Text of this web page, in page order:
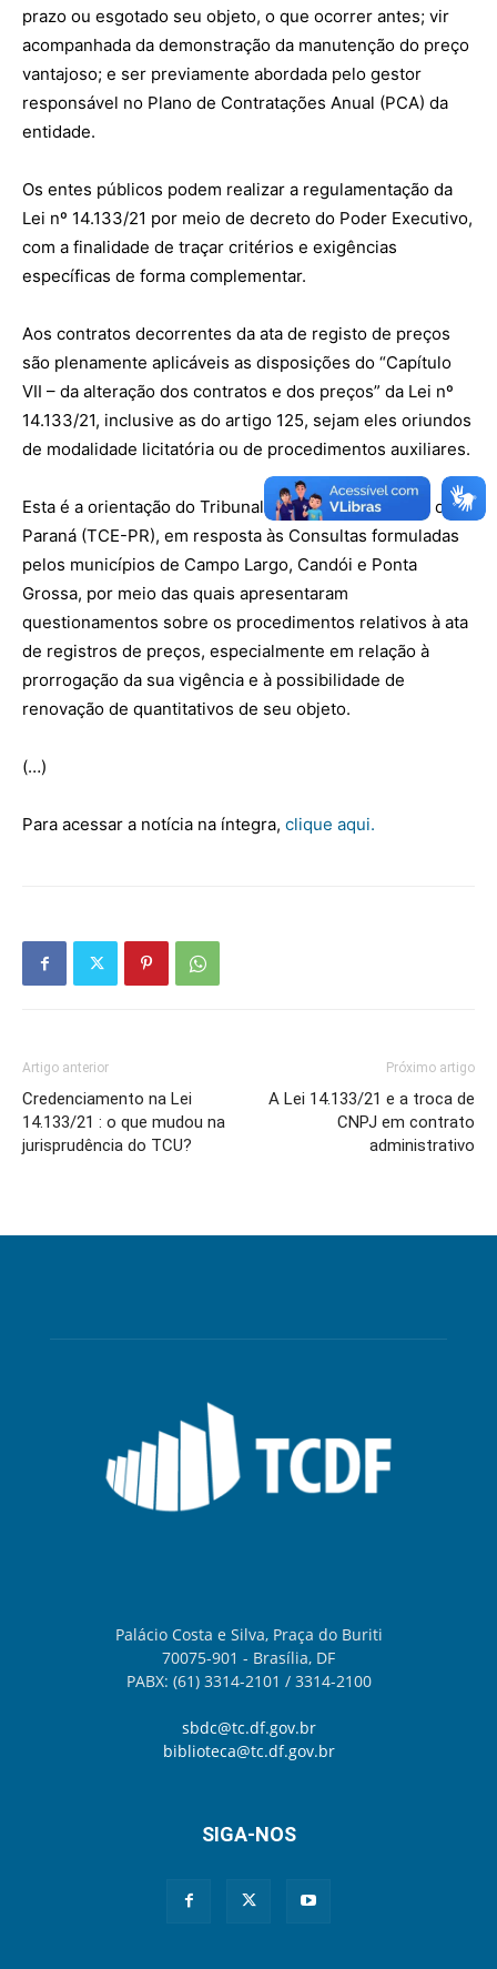
prazo ou esgotado seu objeto, o que ocorrer antes; vir
acompanhada da demonstração da manutenção do preço
vantajoso; e ser previamente abordada pelo gestor
responsável no Plano de Contratações Anual (PCA) da
entidade.
Os entes públicos podem realizar a regulamentação da
Lei nº 14.133/21 por meio de decreto do Poder Executivo,
com a finalidade de traçar critérios e exigências
específicas de forma complementar.
Aos contratos decorrentes da ata de registo de preços
são plenamente aplicáveis as disposições do “Capítulo
VII – da alteração dos contratos e dos preços” da Lei nº
14.133/21, inclusive as do artigo 125, sejam eles oriundos
de modalidade licitatória ou de procedimentos auxiliares.
Esta é a orientação do Tribunal de Contas do Estado do
Paraná (TCE-PR), em resposta às Consultas formuladas
pelos municípios de Campo Largo, Candói e Ponta
Grossa, por meio das quais apresentaram
questionamentos sobre os procedimentos relativos à ata
de registros de preços, especialmente em relação à
prorrogação da sua vigência e à possibilidade de
renovação de quantitativos de seu objeto.
(…)
Para acessar a notícia na íntegra, clique aqui.
Artigo anterior
Credenciamento na Lei
14.133/21 : o que mudou na
jurisprudência do TCU?
Próximo artigo
A Lei 14.133/21 e a troca de
CNPJ em contrato
administrativo
Palácio Costa e Silva, Praça do Buriti
70075-901 - Brasília, DF
PABX: (61) 3314-2101 / 3314-2100
sbdc@tc.df.gov.br
biblioteca@tc.df.gov.br
SIGA-NOS